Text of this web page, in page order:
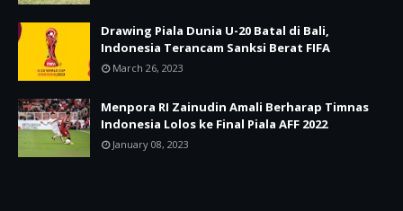
Drawing Piala Dunia U-20 Batal di Bali,
Indonesia Terancam Sanksi Berat FIFA
March 26, 2023
Menpora RI Zainudin Amali Berharap Timnas
Indonesia Lolos ke Final Piala AFF 2022
January 08, 2023